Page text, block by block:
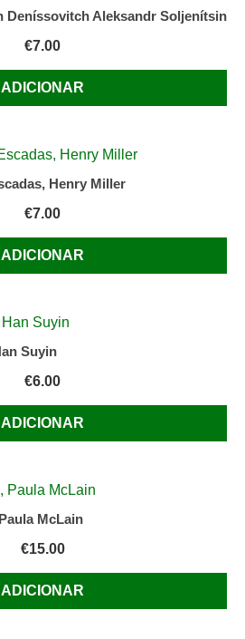
Deníssovitch Aleksandr Soljenítsin
€7.00
ADICIONAR
Henry Miller
€7.00
ADICIONAR
Suyin
€6.00
ADICIONAR
McLain
€15.00
ADICIONAR